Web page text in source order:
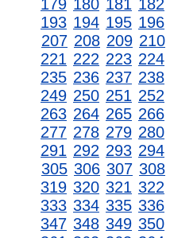
179 180 181 182
193 194 195 196
207 208 209 210
221 222 223 224
235 236 237 238
249 250 251 252
263 264 265 266
277 278 279 280
291 292 293 294
305 306 307 308
319 320 321 322
333 334 335 336
347 348 349 350